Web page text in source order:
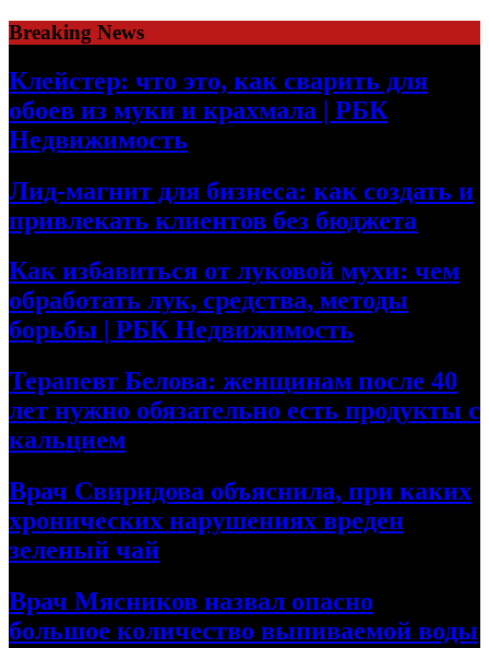
Skip
to
content
Breaking News
Клейстер: что это, как сварить для
обоев из муки и крахмала | РБК
Недвижимость
Лид-магнит для бизнеса: как создать и
привлекать клиентов без бюджета
Как избавиться от луковой мухи: чем
обработать лук, средства, методы
борьбы | РБК Недвижимость
Терапевт Белова: женщинам после 40
лет нужно обязательно есть продукты с
кальцием
Врач Свиридова объяснила, при каких
хронических нарушениях вреден
зеленый чай
Врач Мясников назвал опасно
большое количество выпиваемой воды